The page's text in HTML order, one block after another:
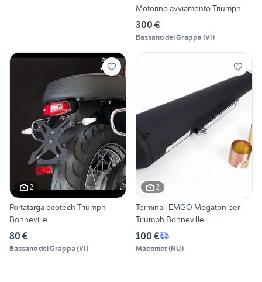
Motorino avviamento Triumph
300 €
Bassano del Grappa (VI)
2
Portatarga ecotech Triumph
Bonneville
80 €
Bassano del Grappa (VI)
2
Terminali EMGO Megaton per
Triumph Bonneville
100 €
Macomer(NU)